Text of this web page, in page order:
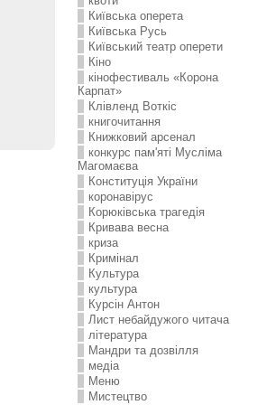
Київська оперета
Київська Русь
Київський театр оперети
Кіно
кінофестиваль «Корона
Карпат»
Клівленд Воткіс
книгочитання
Книжковий арсенал
конкурс пам'яті Мусліма
Магомаєва
Конституція України
коронавірус
Корюківська трагедія
Кривава весна
криза
Кримінал
Культура
культура
Курсін Антон
Лист небайдужого читача
література
Мандри та дозвілля
медіа
Меню
Мистецтво